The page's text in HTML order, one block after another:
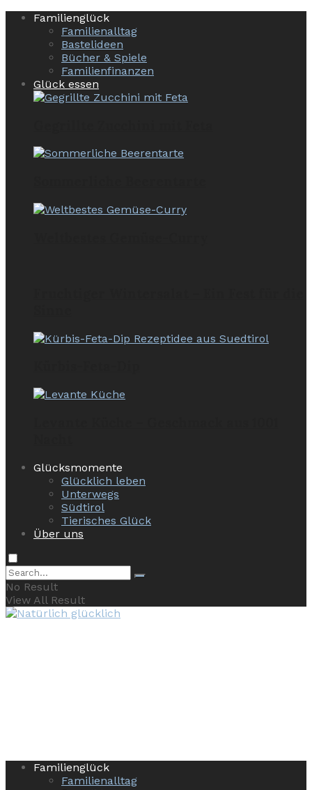
Familienglück
Familienalltag
Bastelideen
Bücher & Spiele
Familienfinanzen
Glück essen
Glücksmomente
Glücklich leben
Unterwegs
Südtirol
Tierisches Glück
Über uns
No Result
View All Result
Familienglück
Familienalltag